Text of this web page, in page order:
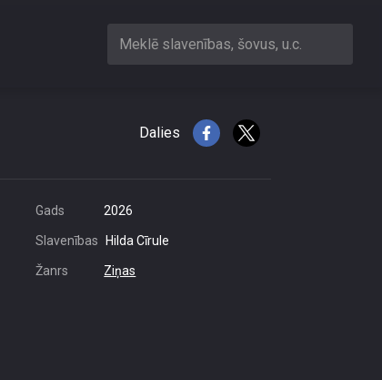
Meklē slavenības, šovus, u.c.
Dalies
Gads 2026
Slavenības Hilda Cīrule
Žanrs Ziņas